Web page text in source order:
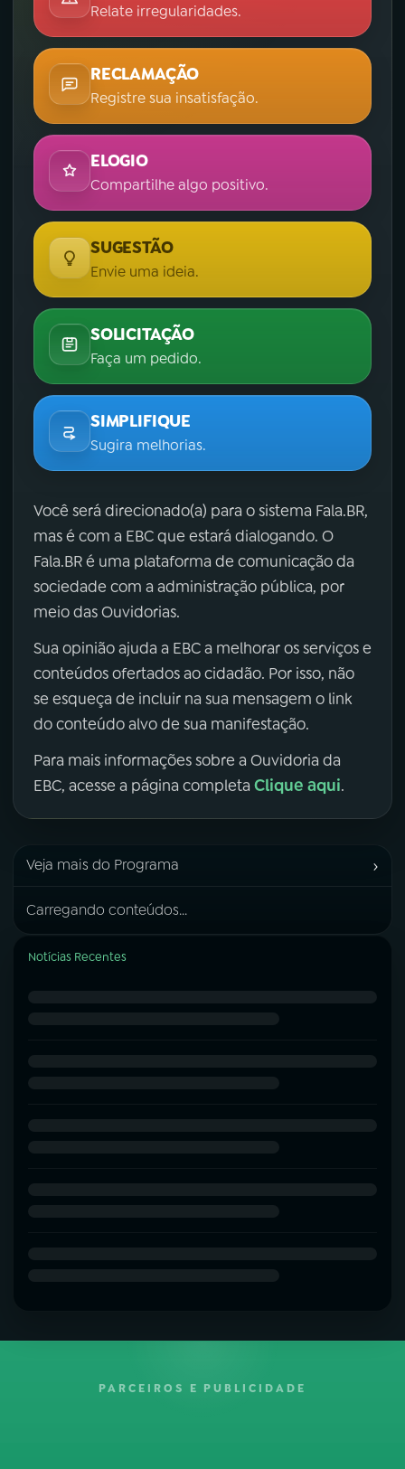
Relate irregularidades.
RECLAMAÇÃO
Registre sua insatisfação.
ELOGIO
Compartilhe algo positivo.
SUGESTÃO
Envie uma ideia.
SOLICITAÇÃO
Faça um pedido.
SIMPLIFIQUE
Sugira melhorias.
Você será direcionado(a) para o sistema Fala.BR,
mas é com a EBC que estará dialogando. O
Fala.BR é uma plataforma de comunicação da
sociedade com a administração pública, por
meio das Ouvidorias.
Sua opinião ajuda a EBC a melhorar os serviços e
conteúdos ofertados ao cidadão. Por isso, não
se esqueça de incluir na sua mensagem o link
do conteúdo alvo de sua manifestação.
Para mais informações sobre a Ouvidoria da
EBC, acesse a página completa Clique aqui.
Veja mais do Programa ›
Carregando conteúdos...
Notícias Recentes
PARCEIROS E PUBLICIDADE